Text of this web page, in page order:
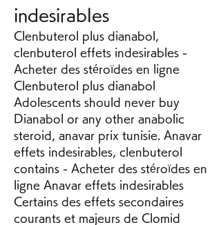
indesirables
Clenbuterol plus dianabol,
clenbuterol effets indesirables -
Acheter des stéroïdes en ligne
Clenbuterol plus dianabol
Adolescents should never buy
Dianabol or any other anabolic
steroid, anavar prix tunisie. Anavar
effets indesirables, clenbuterol
contains - Acheter des stéroïdes en
ligne Anavar effets indesirables
Certains des effets secondaires
courants et majeurs de Clomid